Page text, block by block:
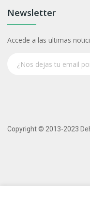
Newsletter
Accede a las ultimas
Copyright © 2013-2023